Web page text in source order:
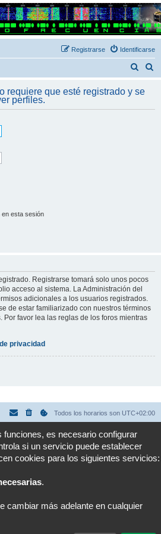
Identificarse
Registrarse
c
s
c
requiere que esté registrado y se
perfiles.
en esta sesión
Registrarse tomará solo unos pocos
acceso al sistema. La Administración del
adicionales a los usuarios registrados.
de estar familiarizado con nuestros términos
Por favor lea las reglas de los foros mientras
privacidad
Todos los horarios son UTC+02:00
® Forum Software © phpBB Limited
al español porphpBB España
|Condiciones
funciones, es necesario configurar
si un servicio puede establecer
cookies para los siguientes servicios:
.
cambiar más adelante en cualquier